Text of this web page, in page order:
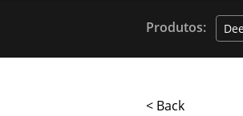
Produtos:
< Back